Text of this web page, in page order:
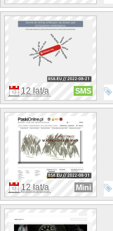
12 lat/a SMS
12 lat/a Mini